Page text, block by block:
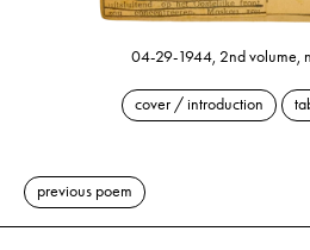
04-29-1944, 2nd volume,
cover / introduction
previous poem